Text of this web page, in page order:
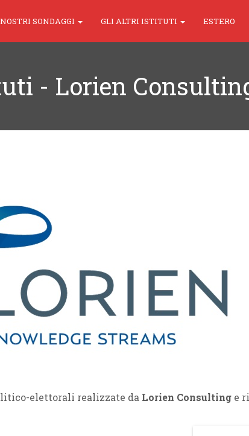
SONDAGGI GLI ALTRI ISTITUTI ESTERO
- Lorien
elettorali realizzate da Lorien Consulting e